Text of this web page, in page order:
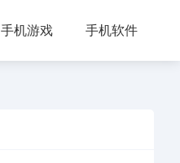
手机游戏 手机软件